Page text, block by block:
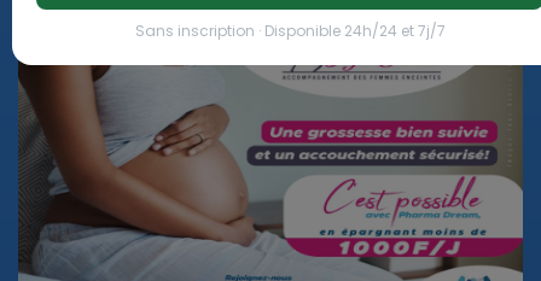
Sans inscription · Disponible 24h/24 et 7j/7